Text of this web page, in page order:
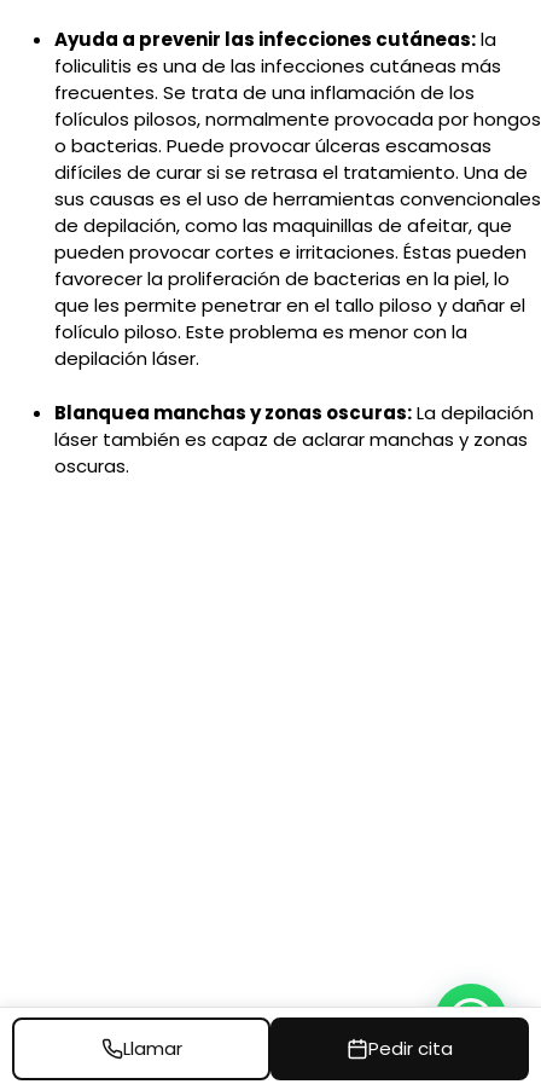
Ayuda a prevenir las infecciones cutáneas:la
foliculitis es una de las infecciones cutáneas más
frecuentes. Se trata de una inflamación de los
folículos pilosos, normalmente provocada por hongos
o bacterias. Puede provocar úlceras escamosas
difíciles de curar si se retrasa el tratamiento. Una de
sus causas es el uso de herramientas convencionales
de depilación, como las maquinillas de afeitar, que
pueden provocar cortes e irritaciones. Éstas pueden
favorecer la proliferación de bacterias en la piel, lo
que les permite penetrar en el tallo piloso y dañar el
folículo piloso. Este problema es menor con la
depilación láser.
Blanquea manchas y zonas oscuras:La depilación
láser también es capaz de aclarar manchas y zonas
oscuras.
El número de sesiones depende del área a tratar y de la
densidad del vello, perogeneralmente se requieren
para obtener resultados óptimos.
Llamar Pedir cita